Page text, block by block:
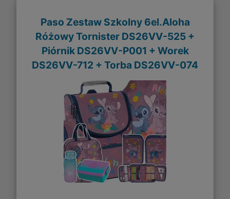
Paso Zestaw Szkolny 6el.Aloha
Różowy Tornister DS26VV-525 +
Piórnik DS26VV-P001 + Worek
DS26VV-712 + Torba DS26VV-074